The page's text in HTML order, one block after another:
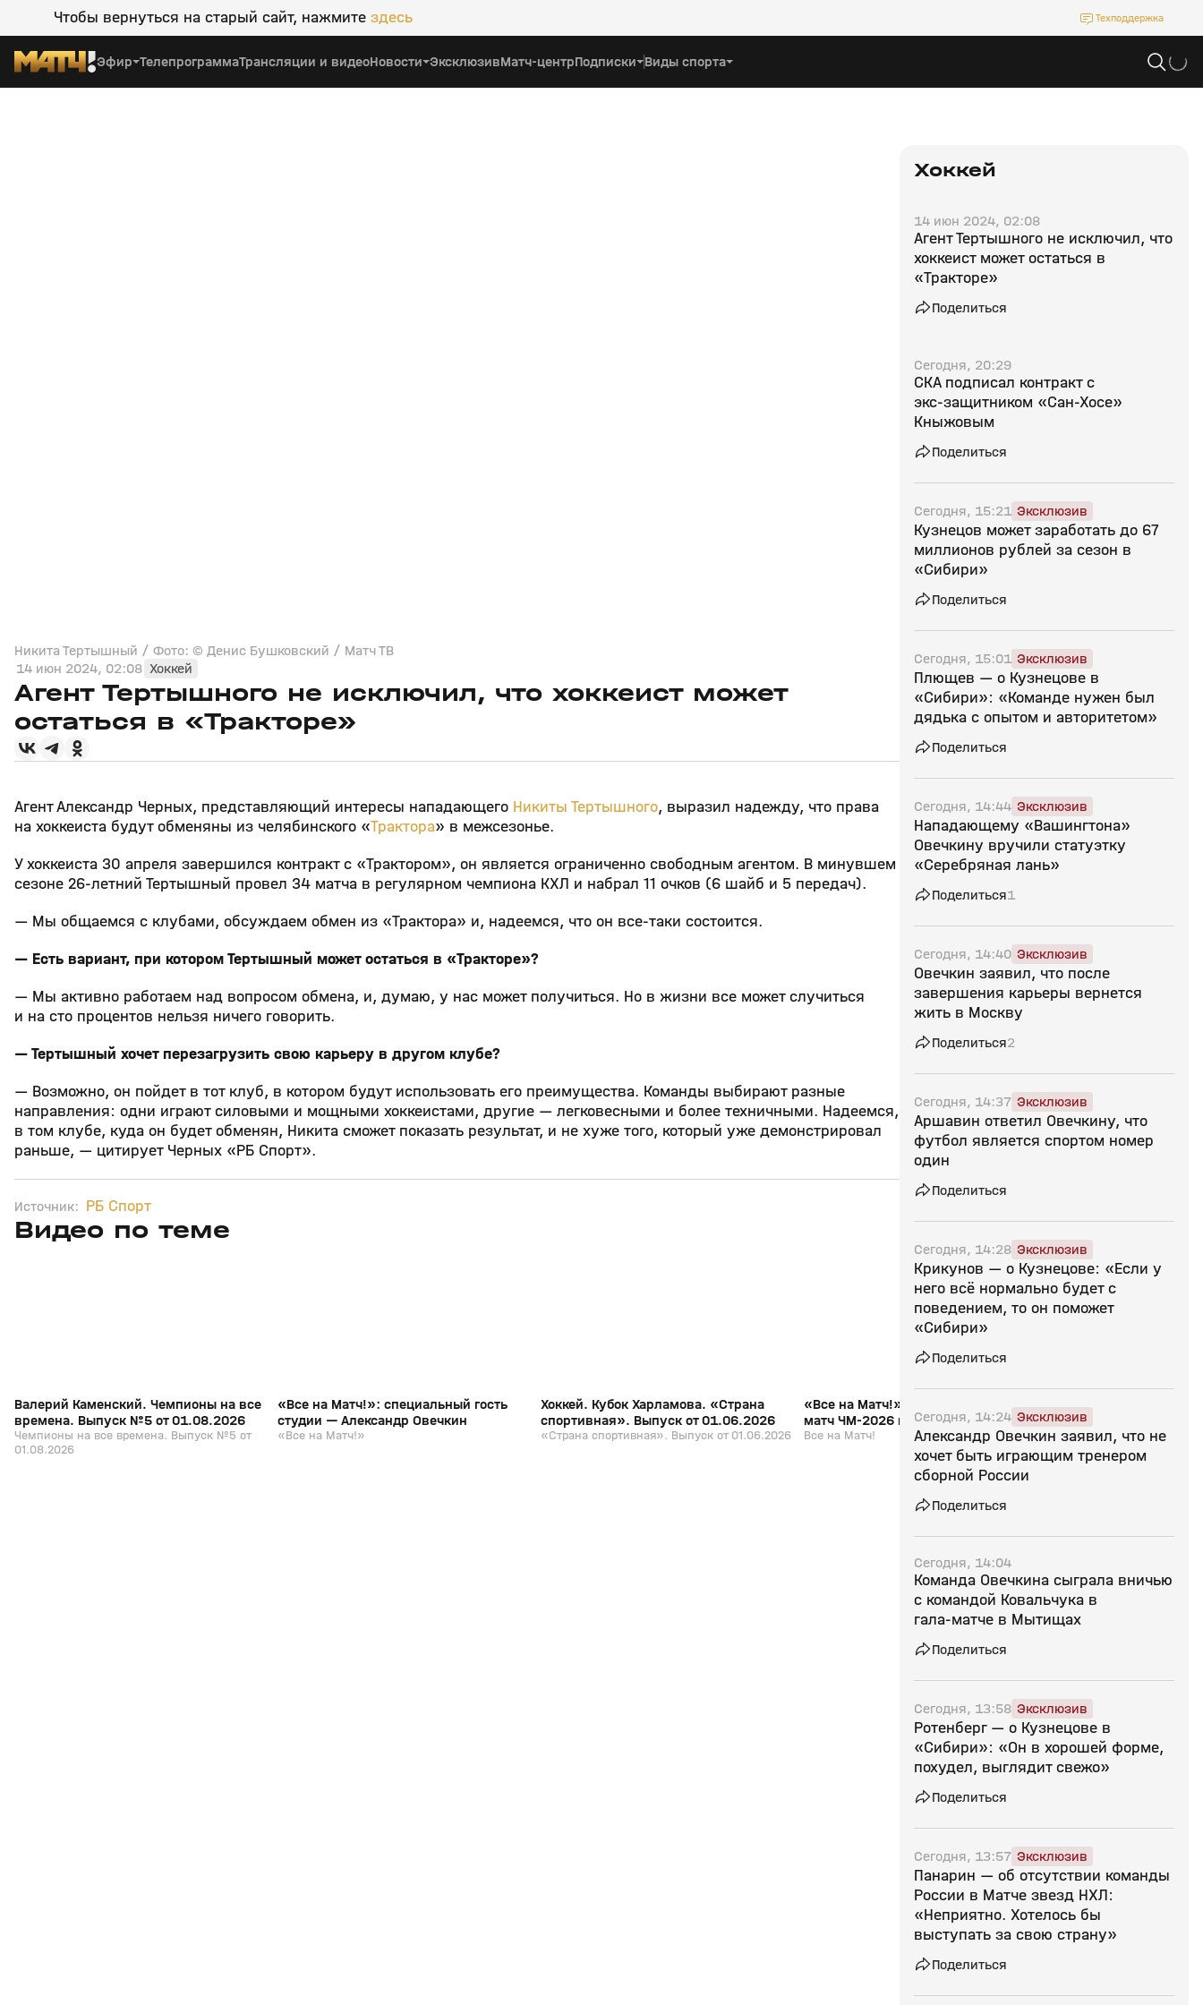
Чтобы вернуться на старый сайт, нажмите здесь Техподдержка
Эфир ТелепрограммаТрансляции и видеоНовости ЭксклюзивМатч-центрПодписки Виды спорта
Никита Тертышный / Фото: © Денис Бушковский / Матч ТВ
14 июн 2024, 02:08 Хоккей
Агент Тертышного не исключил, что хоккеист может
остаться в «Тракторе»
Агент Александр Черных, представляющий интересы нападающего Никиты Тертышного, выразил надежду, что права
на хоккеиста будут обменяны из челябинского «Трактора» в межсезонье.
У хоккеиста 30 апреля завершился контракт с «Трактором», он является ограниченно свободным агентом. В минувшем
сезоне 26‑летний Тертышный провел 34 матча в регулярном чемпиона КХЛ и набрал 11 очков (6 шайб и 5 передач).
— Мы общаемся с клубами, обсуждаем обмен из «Трактора» и, надеемся, что он все‑таки состоится.
— Есть вариант, при котором Тертышный может остаться в «Тракторе»?
— Мы активно работаем над вопросом обмена, и, думаю, у нас может получиться. Но в жизни все может случиться
и на сто процентов нельзя ничего говорить.
— Тертышный хочет перезагрузить свою карьеру в другом клубе?
— Возможно, он пойдет в тот клуб, в котором будут использовать его преимущества. Команды выбирают разные
направления: одни играют силовыми и мощными хоккеистами, другие — легковесными и более техничными. Надеемся,
в том клубе, куда он будет обменян, Никита сможет показать результат, и не хуже того, который уже демонстрировал
раньше, — цитирует Черных «РБ Спорт».
Источник: РБ Спорт
Видео по теме
01 авг, 10:11
Валерий Каменский. Чемпионы на все
времена. Выпуск №5 от 01.08.2026
Чемпионы на все времена. Выпуск №5 от
01.08.2026
«Все на Матч!»: специальный гость
студии — Александр Овечкин
«Все на Матч!»
Хоккей. Кубок Харламова. «Страна
спортивная». Выпуск от 01.06.2026
«Страна спортивная». Выпуск от 01.06.2026
«Все на Матч!»: обсуждаем финальный
матч ЧМ‑2026 по хоккею с Андреем
Юртаевым и Артёмом Ворониным
Все на Матч!
20:31 01 июн, 15:40
репортаж. Выпуск
Специальный
Хоккей
14 июн 2024, 02:08
Агент Тертышного не исключил, что
хоккеист может остаться в
«Тракторе»
Поделиться
Сегодня, 20:29
СКА подписал контракт с
экс‑защитником «Сан‑Хосе»
Кныжовым
Поделиться
Сегодня, 15:21 Эксклюзив
Кузнецов может заработать до 67
миллионов рублей за сезон в
«Сибири»
Поделиться
Сегодня, 15:01 Эксклюзив
Плющев — о Кузнецове в
«Сибири»: «Команде нужен был
дядька с опытом и авторитетом»
Поделиться
Сегодня, 14:44 Эксклюзив
Нападающему «Вашингтона»
Овечкину вручили статуэтку
«Серебряная лань»
Поделиться1
Сегодня, 14:40 Эксклюзив
Овечкин заявил, что после
завершения карьеры вернется
жить в Москву
Поделиться2
Сегодня, 14:37 Эксклюзив
Аршавин ответил Овечкину, что
футбол является спортом номер
один
Поделиться
Сегодня, 14:28 Эксклюзив
Крикунов — о Кузнецове: «Если у
него всё нормально будет с
поведением, то он поможет
«Сибири»
Поделиться
Сегодня, 14:24 Эксклюзив
Александр Овечкин заявил, что не
хочет быть играющим тренером
сборной России
Поделиться
Сегодня, 14:04
Команда Овечкина сыграла вничью
с командой Ковальчука в
гала‑матче в Мытищах
Поделиться
Сегодня, 13:58 Эксклюзив
Ротенберг — о Кузнецове в
«Сибири»: «Он в хорошей форме,
похудел, выглядит свежо»
Поделиться
Сегодня, 13:57 Эксклюзив
Панарин — об отсутствии команды
России в Матче звезд НХЛ:
«Неприятно. Хотелось бы
выступать за свою страну»
Поделиться